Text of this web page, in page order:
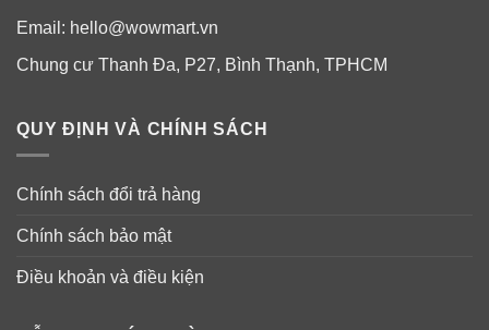
Email: hello@wowmart.vn
Chung cư Thanh Đa, P27, Bình Thạnh, TPHCM
QUY ĐỊNH VÀ CHÍNH SÁCH
Chính sách đổi trả hàng
Chính sách bảo mật
Điều khoản và điều kiện